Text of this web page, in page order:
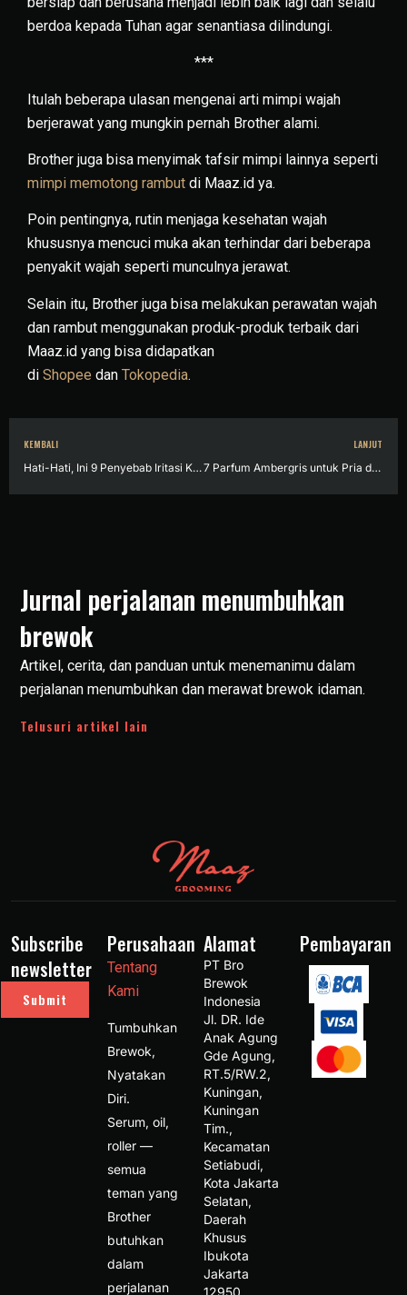
berdoa kepada Tuhan agar senantiasa dilindungi.
***
Itulah beberapa ulasan mengenai arti mimpi wajah
berjerawat yang mungkin pernah Brother alami.
Brother juga bisa menyimak tafsir mimpi lainnya seperti
mimpi memotong rambut di Maaz.id ya.
Poin pentingnya, rutin menjaga kesehatan wajah
khususnya mencuci muka akan terhindar dari beberapa
penyakit wajah seperti munculnya jerawat.
Selain itu, Brother juga bisa melakukan perawatan wajah
dan rambut menggunakan produk-produk terbaik dari
Maaz.id yang bisa didapatkan
di Shopee dan Tokopedia.
KEMBALI
Hati-Hati, Ini 9 Penyebab Iritasi Kulit Wajah yang Sering Tidak Disadari!
LANJUT
7 Parfum Ambergris untuk Pria dengan Aroma Khas dan Berkelas!
Jurnal perjalanan menumbuhkan
brewok
Artikel, cerita, dan panduan untuk menemanimu dalam
perjalanan menumbuhkan dan merawat brewok idaman.
Telusuri artikel lain
Subscribe
newsletter
Submit
Perusahaan
Tentang
Kami
Tumbuhkan
Brewok,
Nyatakan
Diri.
Serum, oil,
roller —
semua
teman yang
Brother
butuhkan
dalam
perjalanan
Alamat
PT Bro
Brewok
Indonesia
Jl. DR. Ide
Anak Agung
Gde Agung,
RT.5/RW.2,
Kuningan,
Kuningan
Tim.,
Kecamatan
Setiabudi,
Kota Jakarta
Selatan,
Daerah
Khusus
Ibukota
Jakarta
12950
Pembayaran